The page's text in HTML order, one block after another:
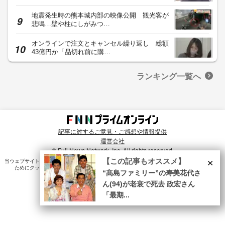
地震発生時の熊本城内部の映像公開 観光客が
悲鳴…壁や柱にしがみつ…
オンラインで注文とキャンセル繰り返し 総額
43億円か「品切れ前に購…
ランキング一覧へ
記事に対するご意見・ご感想や情報提供
運営会社
© Fuji News Network, Inc. All rights reserved.
当ウェブサイトでは、ユーザのニーズ・興味・関⼼に合致したコンテンツや広告配信を提供する
ためにクッキーを使⽤しています。詳細は、プライバシーポリシー をご確認ください。×
【この記事もオススメ】
“髙島ファミリー”の寿美花代さ
ん(94)が老衰で死去 政宏さん
「最期...